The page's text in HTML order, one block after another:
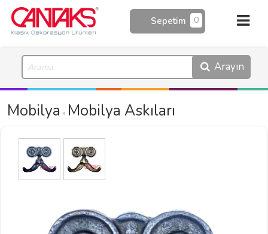
0
Sepetim
Arayın
Mobilya » Mobilya Askıları